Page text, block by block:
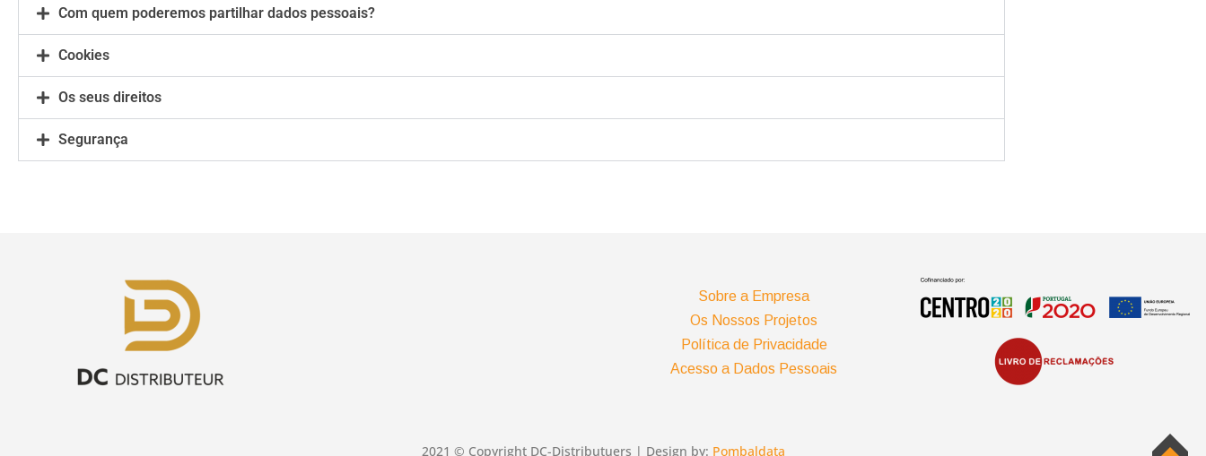
Com quem poderemos partilhar dados pessoais?
Cookies
Os seus direitos
Segurança
Sobre a Empresa
Os Nossos Projetos
Política de Privacidade
Acesso a Dados Pessoais
2021 © Copyright DC-Distributuers | Design by: Pombaldata